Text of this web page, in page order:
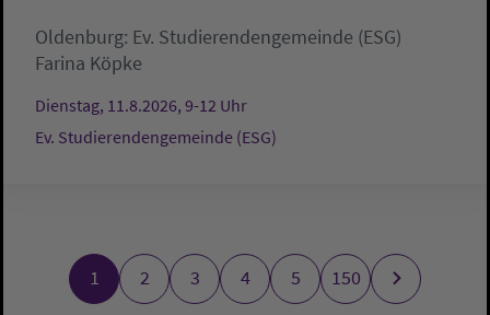
Oldenburg: Ev. Studierendengemeinde (ESG)
Farina Köpke
Dienstag, 11.8.2026, 9-12 Uhr
Ev. Studierendengemeinde (ESG)
1 2 3 4 5 150